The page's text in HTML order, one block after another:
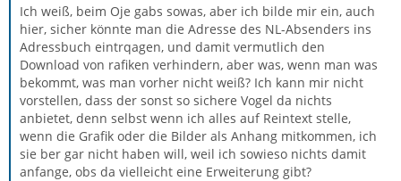
Ich weiß, beim Oje gabs sowas, aber ich bilde mir ein, auch
hier, sicher könnte man die Adresse des NL-Absenders ins
Adressbuch eintrqagen, und damit vermutlich den
Download von rafiken verhindern, aber was, wenn man was
bekommt, was man vorher nicht weiß? Ich kann mir nicht
vorstellen, dass der sonst so sichere Vogel da nichts
anbietet, denn selbst wenn ich alles auf Reintext stelle,
wenn die Grafik oder die Bilder als Anhang mitkommen, ich
sie ber gar nicht haben will, weil ich sowieso nichts damit
anfange, obs da vielleicht eine Erweiterung gibt?